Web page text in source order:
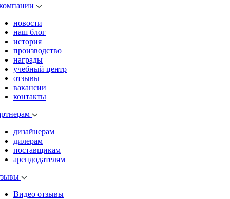
новости
наш блог
история
производство
награды
учебный центр
отзывы
вакансии
контакты
дизайнерам
дилерам
поставщикам
арендодателям
Видео отзывы